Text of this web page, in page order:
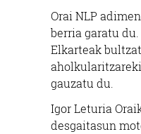
Orai NLP
berria garatu
Elkarteak
gauzatu du.
Igor Leturia
desgaitasun